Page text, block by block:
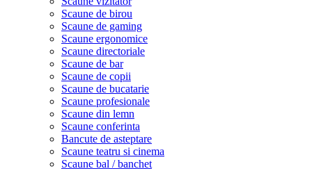
Scaune de birou
Scaune de gaming
Scaune ergonomice
Scaune directoriale
Scaune de bar
Scaune de copii
Scaune de bucatarie
Scaune profesionale
Scaune din lemn
Scaune conferinta
Bancute de asteptare
Scaune teatru si cinema
Scaune bal / banchet